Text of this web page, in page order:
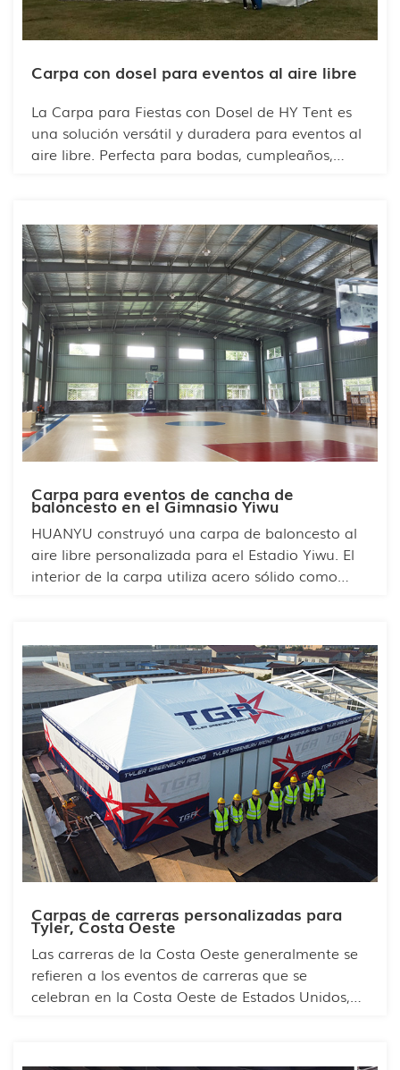
Carpa con dosel para eventos al aire libre
La Carpa para Fiestas con Dosel de HY Tent es
una solución versátil y duradera para eventos al
aire libre. Perfecta para bodas, cumpleaños,
sol, la lluvia y el viento, garantizando la
comodidad de los invitados. Personalizable en
tamaño, color y marca, se adapta a la
perfección a cualquier temática o espacio.
Carpa para eventos de cancha de
baloncesto en el Gimnasio Yiwu
HUANYU construyó una carpa de baloncesto al
aire libre personalizada para el Estadio Yiwu. El
interior de la carpa utiliza acero sólido como
amplio y luminoso, con una excelente
ventilación. Todos los materiales son ecológicos
y el plazo de construcción es menor que el de la
ingeniería civil, lo que ahorra mano de obra. Los
materiales son resistentes y duraderos, y resisten
el viento y la lluvia.
Carpas de carreras personalizadas para
Tyler, Costa Oeste
Las carreras de la Costa Oeste generalmente se
refieren a los eventos de carreras que se
celebran en la Costa Oeste de Estados Unidos,